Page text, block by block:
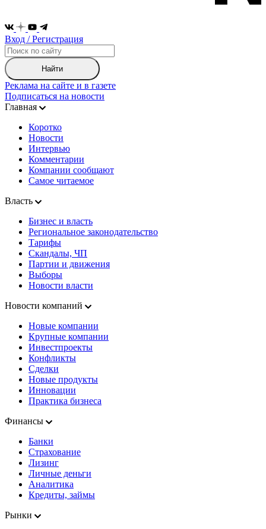
Вход / Регистрация
Найти
Реклама на сайте и в газете
Подписаться на новости
Главная
Коротко
Новости
Интервью
Комментарии
Компании сообщают
Самое читаемое
Власть
Бизнес и власть
Региональное законодательство
Тарифы
Скандалы, ЧП
Партии и движения
Выборы
Новости власти
Новости компаний
Новые компании
Крупные компании
Инвестпроекты
Конфликты
Сделки
Новые продукты
Инновации
Практика бизнеса
Финансы
Банки
Страхование
Лизинг
Личные деньги
Аналитика
Кредиты, займы
Рынки